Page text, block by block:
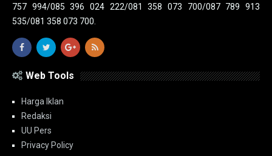
757 994/085 396 024 222/081 358 073 700/087 789 913
535/081 358 073 700.
Web Tools
Harga Iklan
Redaksi
UU Pers
Privacy Policy